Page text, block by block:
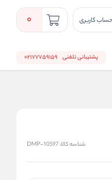
کاربری 0
پشتیبانی تلفنی 02177759159
شناسه کالا:DMP-10597